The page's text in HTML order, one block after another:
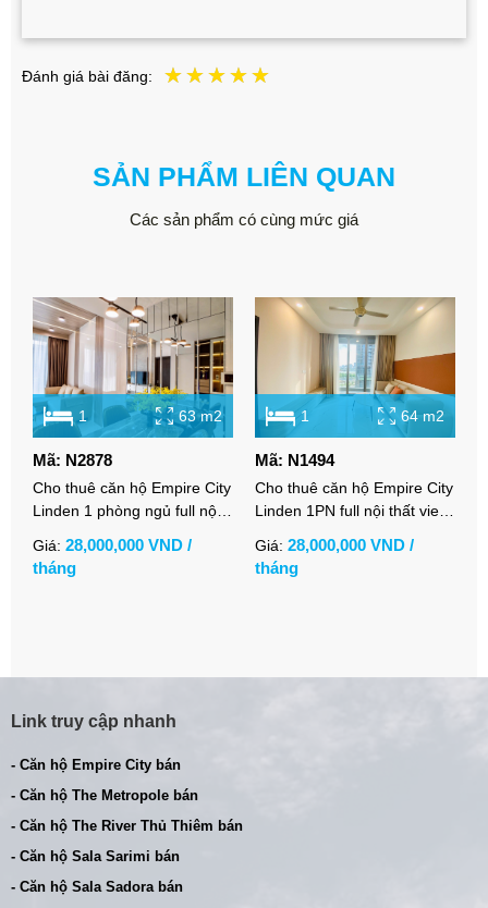
Đánh giá bài đăng:
SẢN PHẨM LIÊN QUAN
Các sản phẩm có cùng mức giá
1 63 m2
Mã: N2878
Cho thuê căn hộ Empire City
Linden 1 phòng ngủ full nội
Giá: 28,000,000 VND /
tháng
1 64 m2
Mã: N1494
Cho thuê căn hộ Empire City
Linden 1PN full nội thất view
Giá: 28,000,000 VND /
tháng
Link truy cập nhanh
- Căn hộ Empire City bán
- Căn hộ The Metropole bán
- Căn hộ The River Thủ Thiêm bán
- Căn hộ Sala Sarimi bán
- Căn hộ Sala Sadora bán